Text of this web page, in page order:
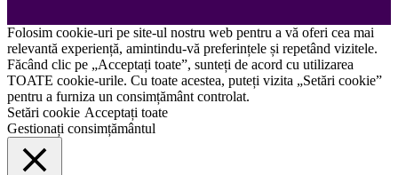
Folosim cookie-uri pe site-ul nostru web pentru a vă oferi cea mai
relevantă experiență, amintindu-vă preferințele și repetând vizitele.
Făcând clic pe „Acceptați toate”, sunteți de acord cu utilizarea
TOATE cookie-urile. Cu toate acestea, puteți vizita „Setări cookie”
pentru a furniza un consimțământ controlat.
Setări cookie Acceptați toate
Gestionați consimțământul